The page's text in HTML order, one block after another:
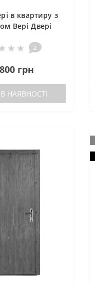
в квартиру з
Вері Двері
2
грн
НАЯВНОСТІ